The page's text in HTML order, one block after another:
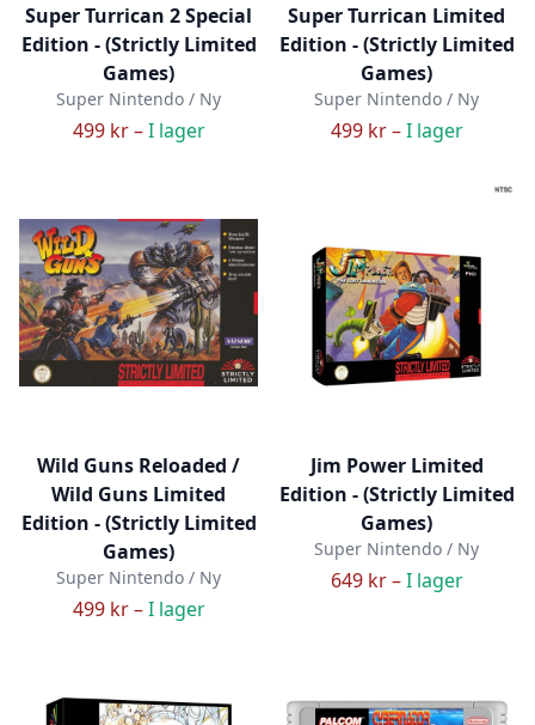
Super Turrican 2 Special
Edition - (Strictly Limited
Games)
Super Nintendo / Ny
499 kr –I lager
Super Turrican Limited
Edition - (Strictly Limited
Games)
Super Nintendo / Ny
499 kr –I lager
Wild Guns Reloaded /
Wild Guns Limited
Edition - (Strictly Limited
Games)
Super Nintendo / Ny
499 kr –I lager
Jim Power Limited
Edition - (Strictly Limited
Games)
Super Nintendo / Ny
649 kr –I lager